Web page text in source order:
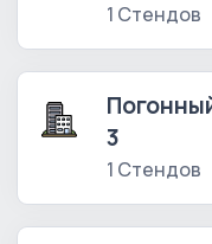
1 Стендов
3
1 Стендов